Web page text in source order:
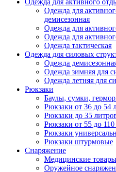
Одежда для активного
Одежда для
демисезонная
Одежда для
Одежда для
Одежда тактическая
Одежда для силовых
Одежда
Одежда зимняя для
Одежда летняя для
Рюкзаки
Баулы, сумки,
Рюкзаки от 36 до 54
Рюкзаки до 35
Рюкзаки от 55 до 110
Рюкзаки
Рюкзаки штурмовые
Снаряжение
Медицинские товары
Оружейное